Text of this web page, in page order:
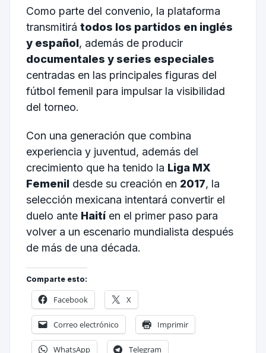
Como parte del convenio, la plataforma
transmitirá todos los partidos en inglés
y español, además de producir
documentales y series especiales
centradas en las principales figuras del
fútbol femenil para impulsar la visibilidad
del torneo.
Con una generación que combina
experiencia y juventud, además del
crecimiento que ha tenido la Liga MX
Femenildesde su creación en 2017, la
selección mexicana intentará convertir el
duelo ante Haitíen el primer paso para
volver a un escenario mundialista después
de más de una década.
Comparte esto:
Facebook X
Correo electrónico Imprimir
WhatsApp Telegram